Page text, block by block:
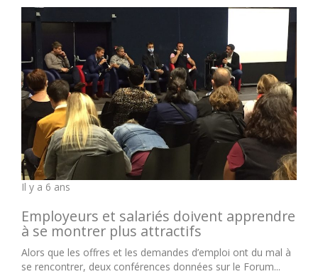
Il y a 6 ans
Employeurs et salariés doivent apprendre
à se montrer plus attractifs
Alors que les offres et les demandes d’emploi ont du mal à
se rencontrer, deux conférences données sur le Forum...